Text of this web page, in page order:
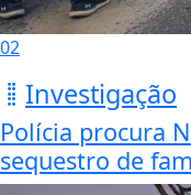
02
Investigação
Polícia procura
sequestro de